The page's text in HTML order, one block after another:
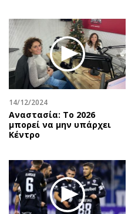
14/12/2024
Αναστασία: Το 2026
μπορεί να μην υπάρχει
Κέντρο